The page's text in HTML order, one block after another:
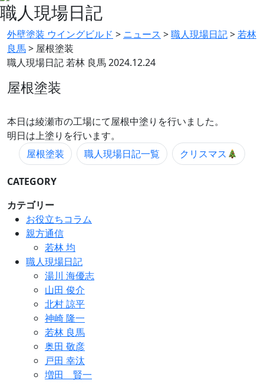
職人現場日記
外壁塗装 ウイングビルド > ニュース >職人現場日記>若林
良馬>屋根塗装
職人現場日記若林 良馬2024.12.24
屋根塗装
本日は綾瀬市の工場にて屋根中塗りを行いました。
明日は上塗りを行います。
屋根塗装
職人現場日記一覧 クリスマス
CATEGORY
カテゴリー
お役立ちコラム
親方通信
若林 均
職人現場日記
湯川 海優志
山田 俊介
北村 諒平
神崎 隆一
若林 良馬
奥田 敬彦
戸田 幸汰
増田 賢一